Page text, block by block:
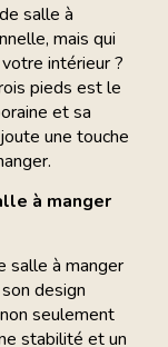
salle à
mais qui
intérieur ?
pieds est le
et sa
une touche
à manger
salle à manger
design
seulement
stabilité et un